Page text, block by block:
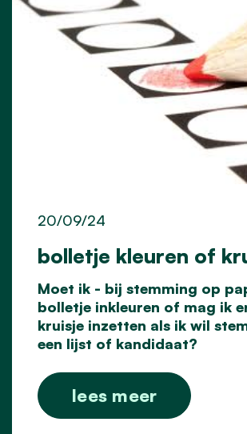
bolletje kleuren of
20/09/24
Moet ik - bij stemming op
bolletje inkleuren of mag ik
kruisje inzetten als ik wil
een lijst of kandidaat?
lees meer